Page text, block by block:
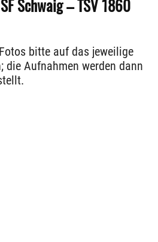
Schwaig – TSV 1860
bitte auf das jeweilige
die Aufnahmen werden dann